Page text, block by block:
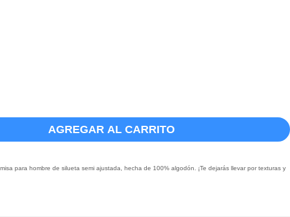
AGREGAR AL CARRITO
para hombre de silueta semi ajustada, hecha de 100% algodón. ¡Te dejarás llevar por texturas y